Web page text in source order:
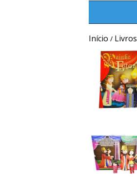
Início / Livros